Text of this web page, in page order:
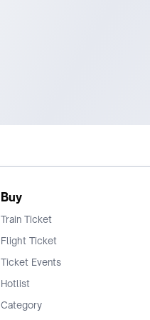
Buy
Train Ticket
Flight Ticket
Ticket Events
Hotlist
Category